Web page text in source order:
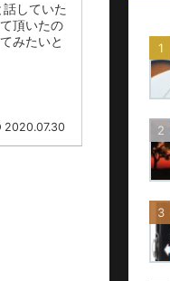
していた
頂いたの
みたいと
2020.07.30